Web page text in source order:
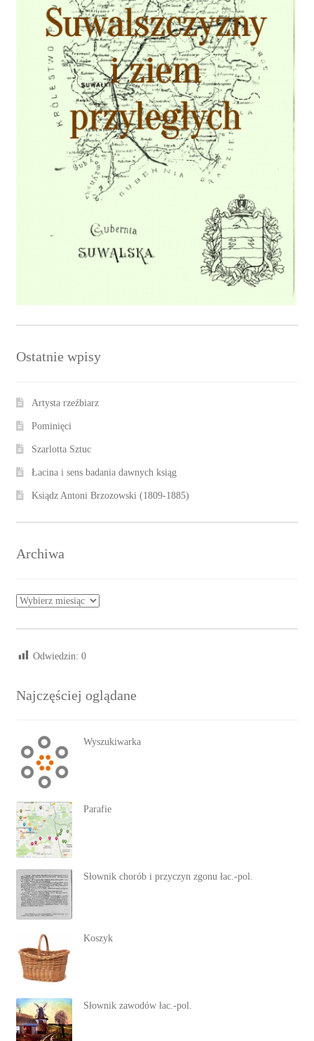
Ostatnie wpisy
Artysta rzeźbiarz
Pominięci
Szarlotta Sztuc
Łacina i sens badania dawnych ksiąg
Ksiądz Antoni Brzozowski (1809-1885)
Archiwa
Archiwa
Odwiedzin: 0
Najczęściej oglądane
Wyszukiwarka
Parafie
Słownik chorób i przyczyn zgonu łac.-pol.
Koszyk
Słownik zawodów łac.-pol.